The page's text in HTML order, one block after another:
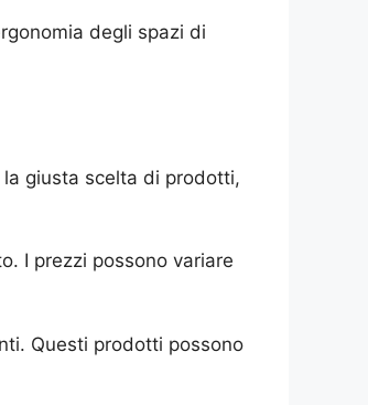
degli spazi di
giusta scelta di prodotti,
I prezzi possono variare
Questi prodotti possono